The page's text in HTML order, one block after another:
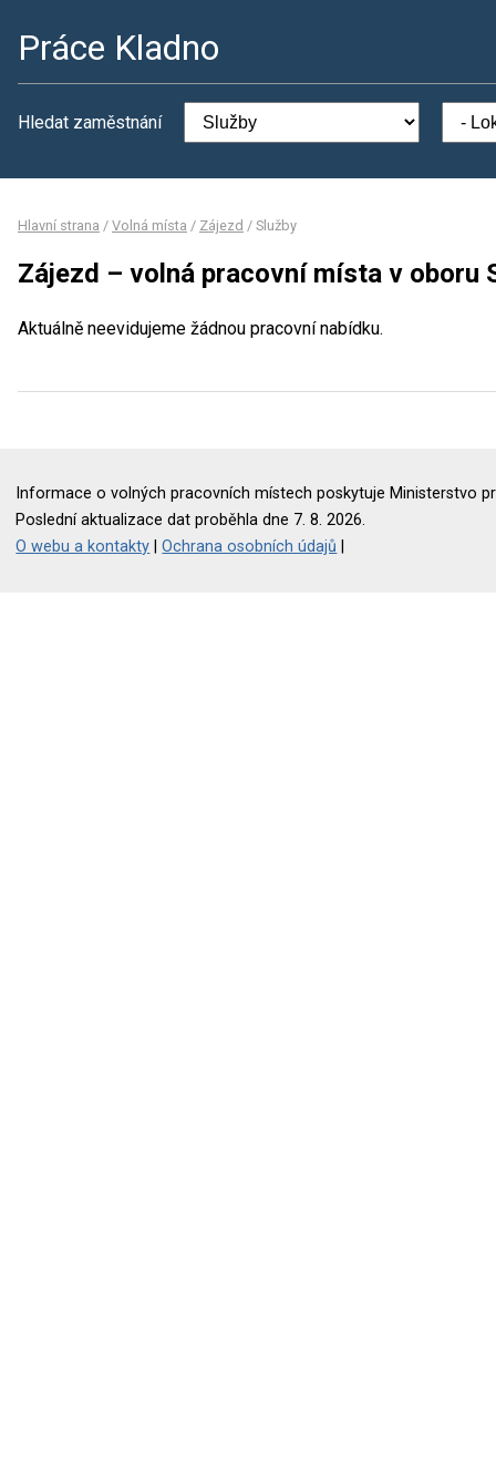
Práce Kladno
Hledat zaměstnání
Hlavní strana / Volná místa / Zájezd / Služby
Zájezd – volná pracovní místa v oboru
Aktuálně neevidujeme žádnou pracovní nabídku.
Informace o volných pracovních místech poskytuje Ministerstvo
Poslední aktualizace dat proběhla dne 7. 8. 2026.
O webu a kontakty |Ochrana osobních údajů